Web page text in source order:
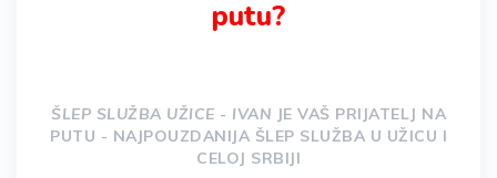
putu?
ŠLEP SLUŽBA UŽICE - IVAN JE VAŠ PRIJATELJ NA
PUTU - NAJPOUZDANIJA ŠLEP SLUŽBA U UŽICU I
CELOJ SRBIJI